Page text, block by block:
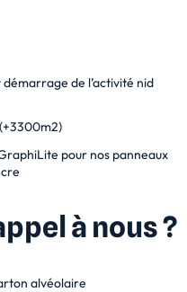
de l’activité nid
pour nos panneaux
à nous ?
alvéolaire